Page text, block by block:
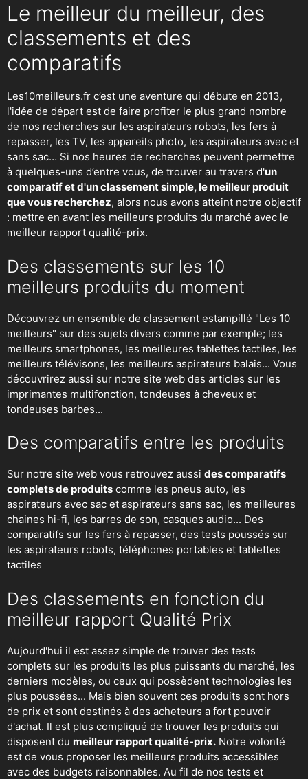
Le meilleur du meilleur, des
classements et des
comparatifs
Les10meilleurs.fr c’est une aventure qui débute en 2013,
l'idée de départ est de faire profiter le plus grand nombre
de nos recherches sur les aspirateurs robots, les fers à
repasser, les TV, les appareils photo, les aspirateurs avec et
sans sac… Si nos heures de recherches peuvent permettre
à quelques-uns d’entre vous, de trouver au travers d'un
comparatif et d'un classement simple, le meilleur produit
que vous recherchez, alors nous avons atteint notre objectif
: mettre en avant les meilleurs produits du marché avec le
meilleur rapport qualité-prix.
Des classements sur les 10
meilleurs produits du moment
Découvrez un ensemble de classement estampillé "Les 10
meilleurs" sur des sujets divers comme par exemple; les
meilleurs smartphones, les meilleures tablettes tactiles, les
meilleurs télévisons, les meilleurs aspirateurs balais... Vous
découvrirez aussi sur notre site web des articles sur les
imprimantes multifonction, tondeuses à cheveux et
tondeuses barbes...
Des comparatifs entre les produits
Sur notre site web vous retrouvez aussi des comparatifs
complets de produits comme les pneus auto, les
aspirateurs avec sac et aspirateurs sans sac, les meilleures
chaines hi-fi, les barres de son, casques audio... Des
comparatifs sur les fers à repasser, des tests poussés sur
les aspirateurs robots, téléphones portables et tablettes
tactiles
Des classements en fonction du
meilleur rapport Qualité Prix
Aujourd'hui il est assez simple de trouver des tests
complets sur les produits les plus puissants du marché, les
derniers modèles, ou ceux qui possèdent technologies les
plus poussées... Mais bien souvent ces produits sont hors
de prix et sont destinés à des acheteurs a fort pouvoir
d'achat. Il est plus compliqué de trouver les produits qui
disposent du meilleur rapport qualité-prix. Notre volonté
est de vous proposer les meilleurs produits accessibles
avec des budgets raisonnables. Au fil de nos tests et